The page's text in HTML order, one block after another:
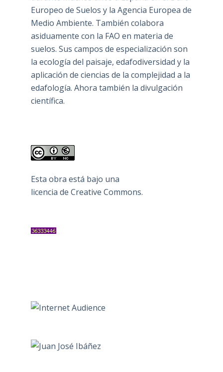
Europeo de Suelos y la Agencia Europea de
Medio Ambiente. También colabora
asiduamente con la FAO en materia de
suelos. Sus campos de especialización son
la ecología del paisaje, edafodiversidad y la
aplicación de ciencias de la complejidad a la
edafología. Ahora también la divulgación
científica.
Esta obra está bajo una
licencia de Creative Commons.